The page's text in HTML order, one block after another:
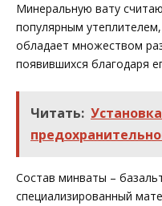
Минеральную вату
популярным
обладает множеством
появившихся благодаря
Читать:
Состав минваты –
специализированный